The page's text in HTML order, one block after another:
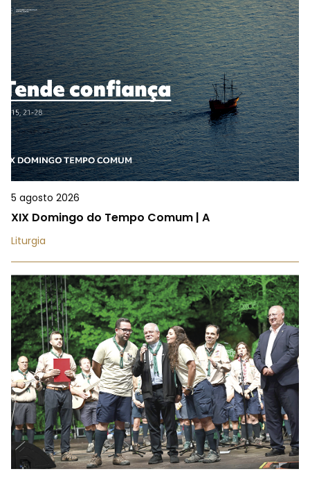
5 agosto 2026
XIX Domingo do Tempo Comum | A
Liturgia